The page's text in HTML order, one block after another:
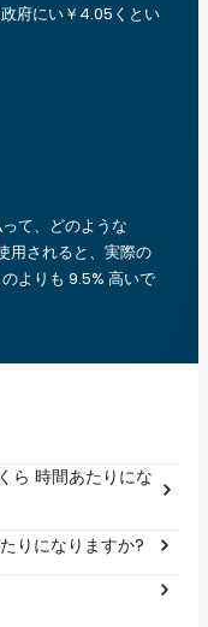
府にい￥4.05くとい
て、どのような
用されると、実際の
よりも 9.5% 高いで
ら 時間あたりにな
りになりますか?